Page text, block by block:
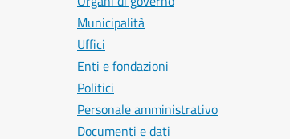
Municipalità
Uffici
Enti e fondazioni
Politici
Personale amministrativo
Documenti e dati